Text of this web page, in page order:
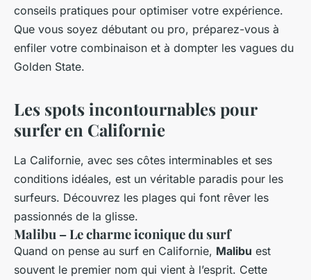
conseils pratiques pour optimiser votre expérience.
Que vous soyez débutant ou pro, préparez-vous à
enfiler votre combinaison et à dompter les vagues du
Golden State.
Les spots incontournables pour
surfer en Californie
La Californie, avec ses côtes interminables et ses
conditions idéales, est un véritable paradis pour les
surfeurs. Découvrez les plages qui font rêver les
passionnés de la glisse.
Malibu – Le charme iconique du surf
Quand on pense au surf en Californie, Malibu est
souvent le premier nom qui vient à l’esprit. Cette